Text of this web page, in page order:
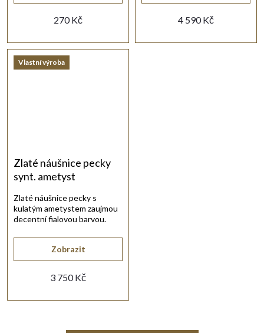
270 Kč 4 590 Kč
Vlastní výroba
Zlaté náušnice pecky
synt. ametyst
3 750 Kč
Zobrazit
Zlaté náušnice pecky s
kulatým ametystem zaujmou
decentní fialovou barvou.